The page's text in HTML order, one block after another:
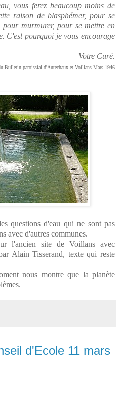
vous ferez beaucoup moins de
raison de blasphémer, pour se
murmurer, pour se mettre en
C'est pourquoi je vous encourage
Votre Curé.
Bulletin paroissial d'Autechaux et Voillans Mars 1946
questions d'eau qui ne sont pas
avec d'autres communes.
l'ancien site de Voillans avec
Alain Tisserand, texte qui reste
nous montre que la planète
d'Ecole 11 mars